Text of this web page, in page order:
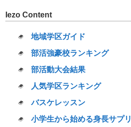
Iezo Content
地域学区ガイド
部活強豪校ランキング
部活動大会結果
人気学区ランキング
バスケレッスン
小学生から始める身長サプリ